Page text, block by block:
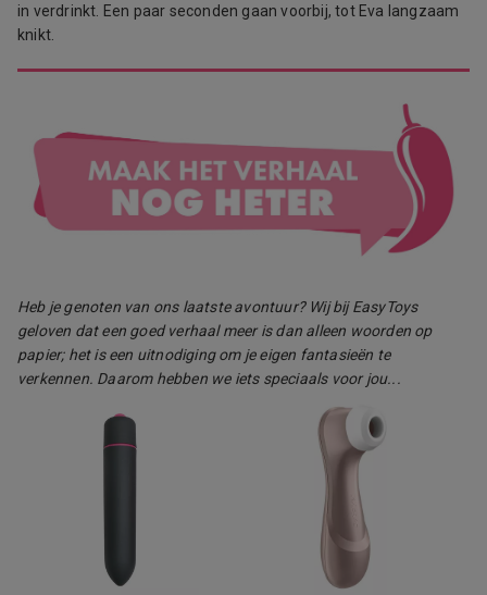
in verdrinkt. Een paar seconden gaan voorbij, tot Eva langzaam
knikt.
Heb je genoten van ons laatste avontuur? Wij bij EasyToys
geloven dat een goed verhaal meer is dan alleen woorden op
papier; het is een uitnodiging om je eigen fantasieën te
verkennen. Daarom hebben we iets speciaals voor jou...